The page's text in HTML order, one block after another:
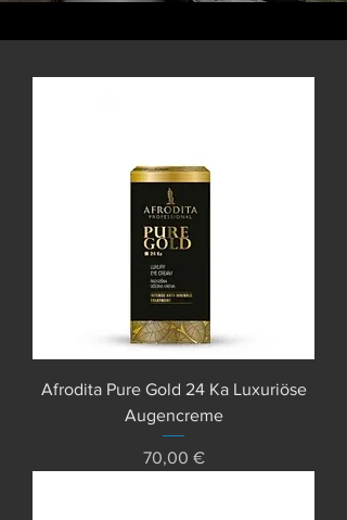
Afrodita Pure Gold 24 Ka Luxuriöse
Augencreme
Preis
70,00 €